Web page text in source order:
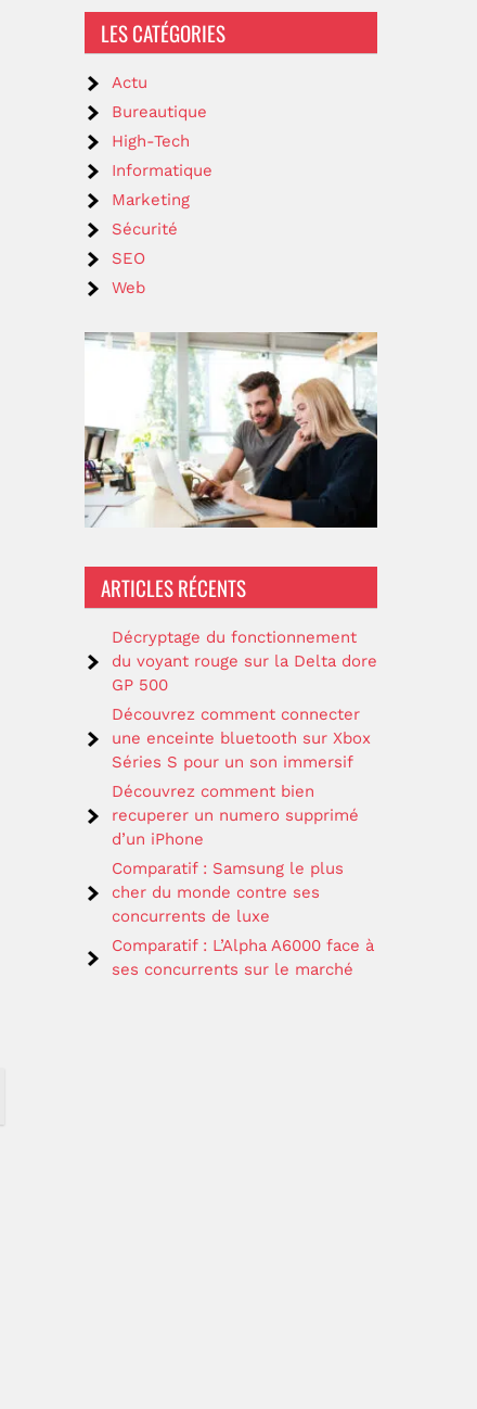
LES CATÉGORIES
Actu
Bureautique
High-Tech
Informatique
Marketing
Sécurité
SEO
Web
ARTICLES RÉCENTS
Décryptage du fonctionnement
du voyant rouge sur la Delta dore
GP 500
Découvrez comment connecter
une enceinte bluetooth sur Xbox
Séries S pour un son immersif
Découvrez comment bien
recuperer un numero supprimé
d’un iPhone
Comparatif : Samsung le plus
cher du monde contre ses
concurrents de luxe
Comparatif : L’Alpha A6000 face à
ses concurrents sur le marché